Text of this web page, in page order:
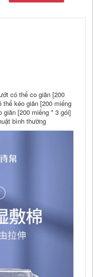
có thể co giãn [200
kéo giãn [200 miếng
[200 miếng * 3 gói]
bình thường